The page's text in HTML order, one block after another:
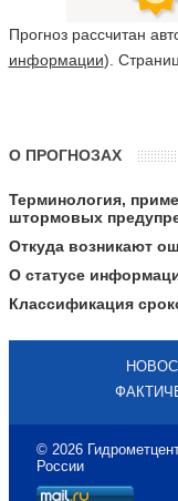
Прогноз рассчитан
информации).
О ПРОГНОЗАХ
Терминология,
штормовых
Откуда возникают
О статусе
Классификация
© 2026
России